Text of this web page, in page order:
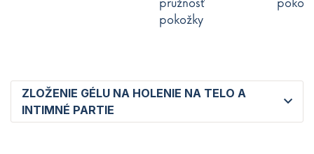
pružnosť
pokožky
ZLOŽENIE GÉLU NA HOLENIE NA TELO A
INTIMNÉ PARTIE